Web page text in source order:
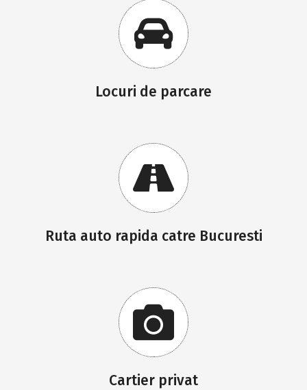
Locuri de parcare
Ruta auto rapida catre Bucuresti
Cartier privat